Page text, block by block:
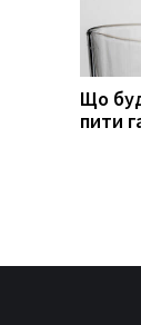
Що
пити